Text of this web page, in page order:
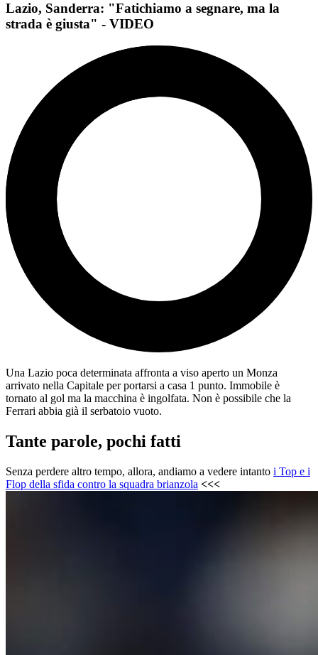
Lazio, Sanderra: "Fatichiamo a segnare, ma la
strada è giusta" - VIDEO
Una Lazio poca determinata affronta a viso aperto un Monza
arrivato nella Capitale per portarsi a casa 1 punto. Immobile è
tornato al gol ma la macchina è ingolfata. Non è possibile che la
Ferrari abbia già il serbatoio vuoto.
Tante parole, pochi fatti
Senza perdere altro tempo, allora, andiamo a vedere intanto i Top e i
Flop della sfida contro la squadra brianzola <<<